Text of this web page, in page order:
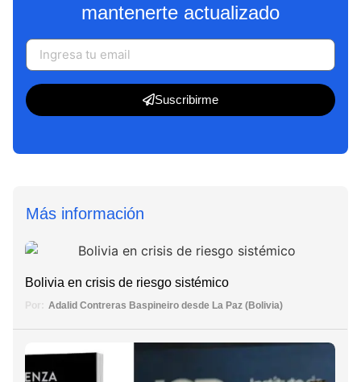
mantenerte actualizado
Suscribirme
Más información
Bolivia en crisis de riesgo sistémico
Por: Adalid Contreras Baspineiro desde La Paz (Bolivia)